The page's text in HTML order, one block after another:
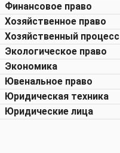
Финансовое право
Хозяйственное право
Хозяйственный процесс
Экологическое право
Экономика
Ювенальное право
Юридическая техника
Юридические лица